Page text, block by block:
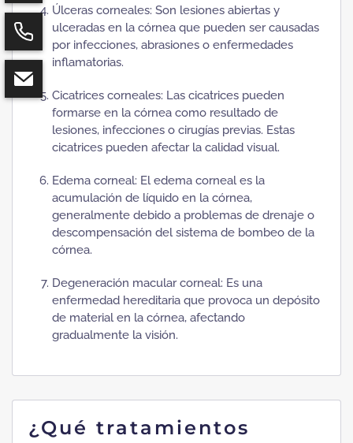
Úlceras corneales: Son lesiones abiertas y
ulceradas en la córnea que pueden ser causadas
por infecciones, abrasiones o enfermedades
inflamatorias.
Cicatrices corneales: Las cicatrices pueden
formarse en la córnea como resultado de
lesiones, infecciones o cirugías previas. Estas
cicatrices pueden afectar la calidad visual.
Edema corneal: El edema corneal es la
acumulación de líquido en la córnea,
generalmente debido a problemas de drenaje o
descompensación del sistema de bombeo de la
córnea.
Degeneración macular corneal: Es una
enfermedad hereditaria que provoca un depósito
de material en la córnea, afectando
gradualmente la visión.
¿Qué tratamientos